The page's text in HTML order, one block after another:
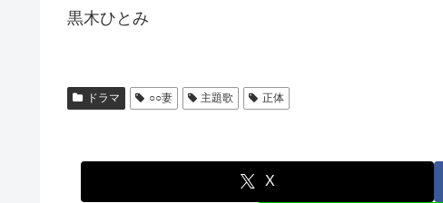
黒木ひとみ
ドラマ ○○妻 主題歌 正体
X